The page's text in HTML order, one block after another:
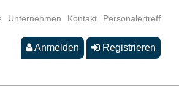
Unternehmen Kontakt Personalertreff
Anmelden Registrieren